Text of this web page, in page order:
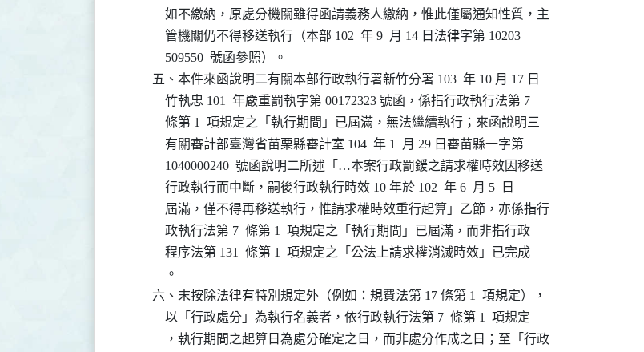
              如不繳納，原處分機關雖得函請義務人繳納，惟此僅屬通知性質，主
              管機關仍不得移送執行（本部 102  年 9  月 14 日法律字第 10203
              509550  號函參照）。
          五、本件來函說明二有關本部行政執行署新竹分署 103  年 10 月 17 日
              竹執忠 101  年嚴重罰執字第 00172323 號函，係指行政執行法第 7
              條第 1  項規定之「執行期間」已屆滿，無法繼續執行；來函說明三
              有關審計部臺灣省苗栗縣審計室 104  年 1  月 29 日審苗縣一字第
              1040000240  號函說明二所述「…本案行政罰鍰之請求權時效因移送
              行政執行而中斷，嗣後行政執行時效 10 年於 102  年 6  月 5  日
              屆滿，僅不得再移送執行，惟請求權時效重行起算」乙節，亦係指行
              政執行法第 7  條第 1  項規定之「執行期間」已屆滿，而非指行政
              程序法第 131  條第 1  項規定之「公法上請求權消滅時效」已完成
              。
          六、末按除法律有特別規定外（例如：規費法第 17 條第 1  項規定），
              以「行政處分」為執行名義者，依行政執行法第 7  條第 1  項規定
              ，執行期間之起算日為處分確定之日，而非處分作成之日；至「行政